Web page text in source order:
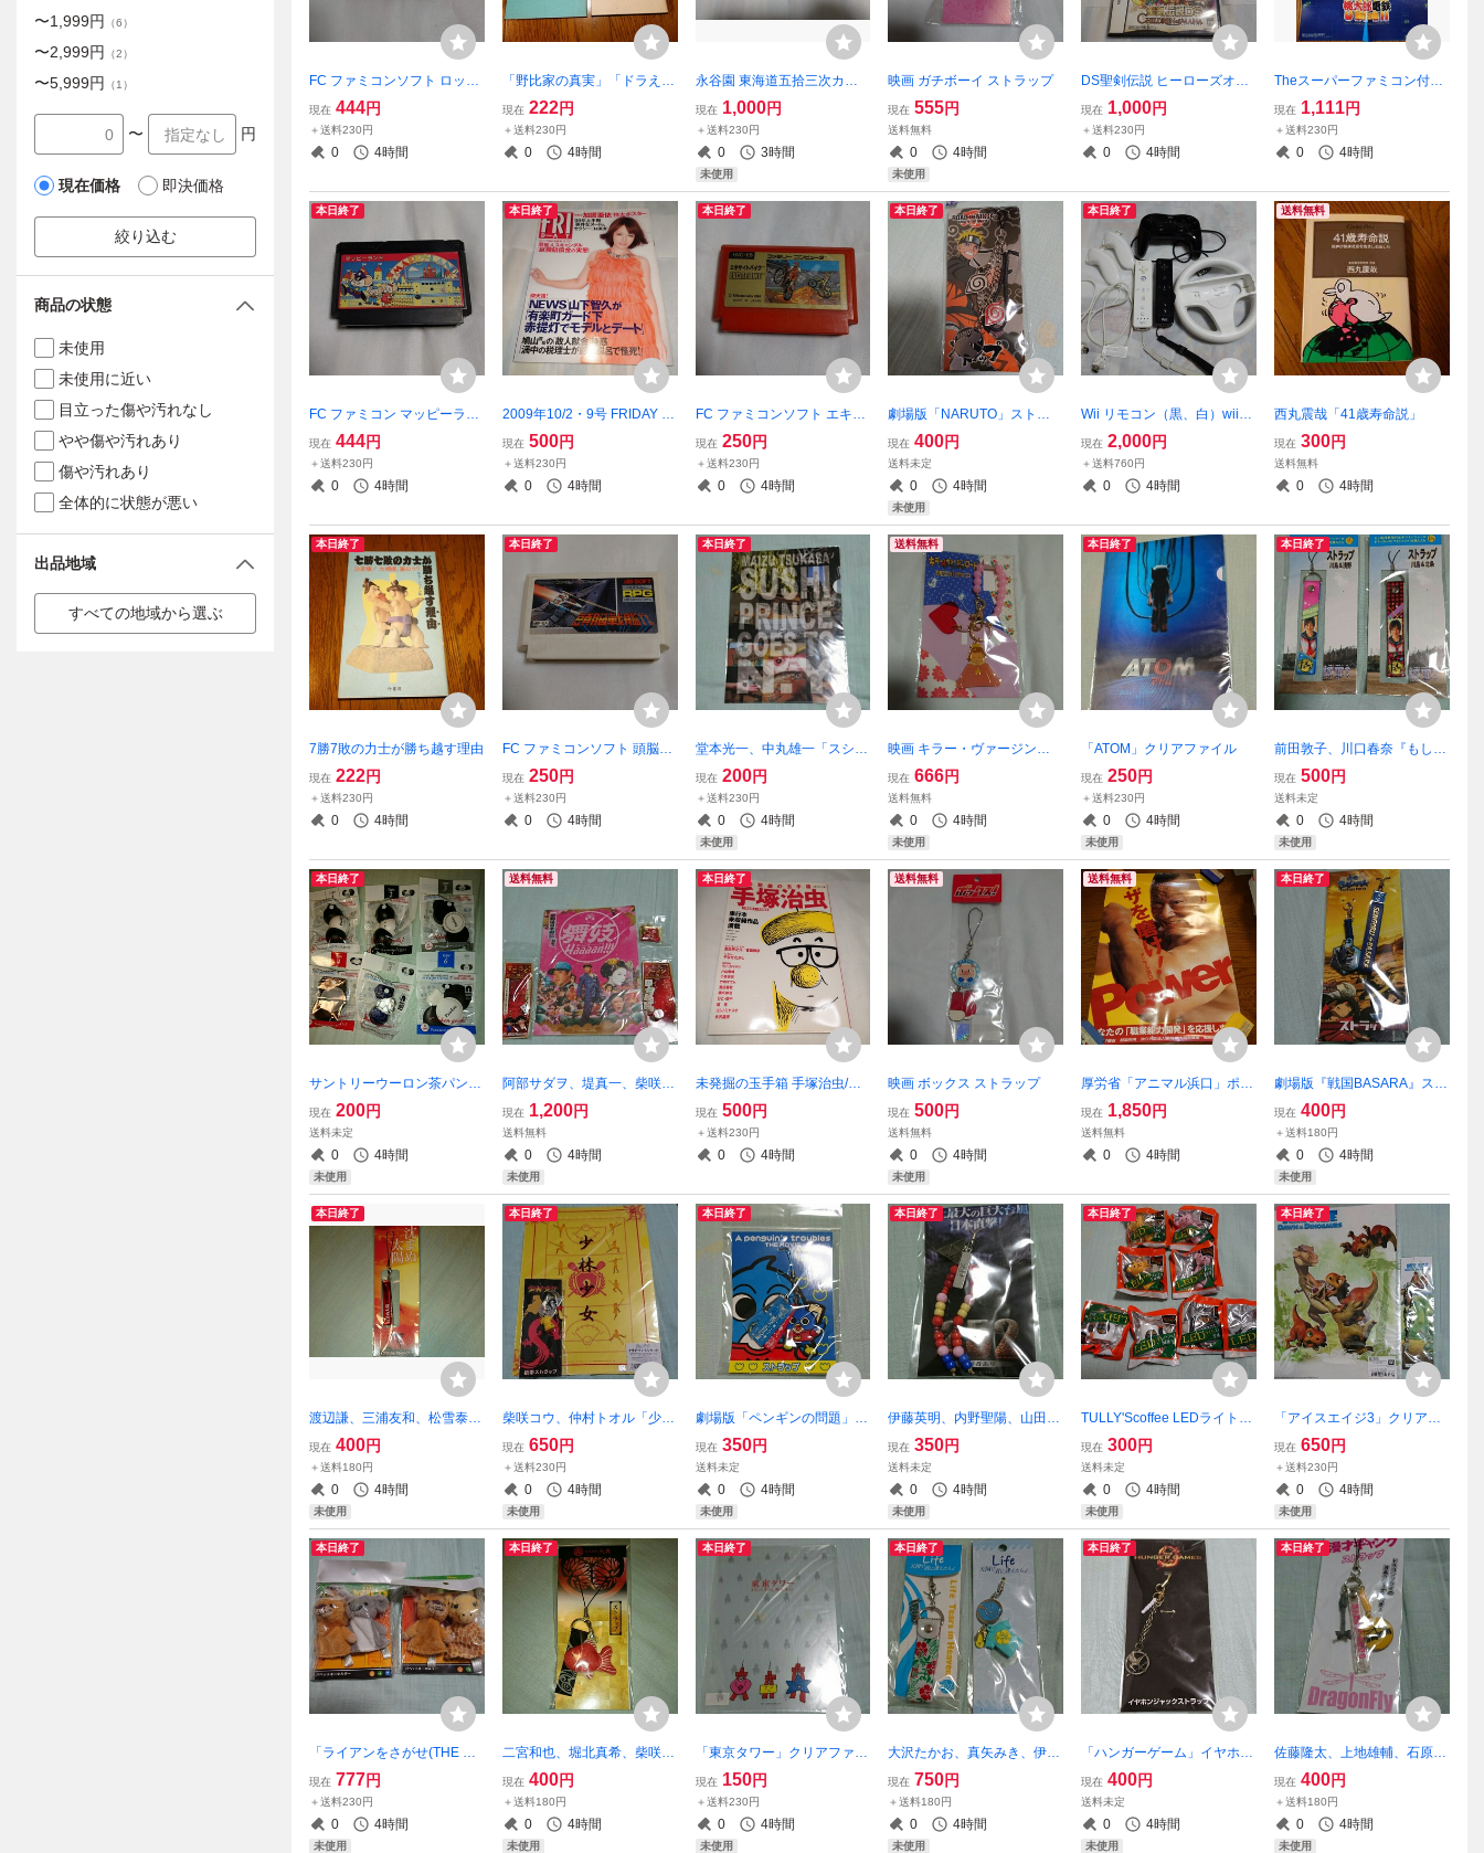
FC ファミコンソフト ロット
ロット
現在 444円
＋送料230円
0 4時間
「野比家の真実」「ドラえも
んの秘密」2冊セット
現在 222円
＋送料230円
0 4時間
永谷園 東海道五拾三次カー
ド フルセット 歌川広重 当選
品 未開封
現在 1,000円
＋送料230円
0 3時間
未使用
映画 ガチボーイ ストラップ
現在 555円
送料無料
0 4時間
未使用
DS聖剣伝説 ヒーローズオブ
マナ チルドレンオブマナ 2本
セット
現在 1,000円
＋送料230円
0 4時間
Theスーパーファミコン付録
ポスター「スーパー桃太郎電
鉄DX」
現在 1,111円
＋送料230円
0 4時間
本日終了
FC ファミコン マッピーラン
現在 444円
＋送料230円
0 4時間
本日終了
2009年10/2・9号 FRIDAY フ
ライデー「加護亜依」特大ポ
スター付き
現在 500円
＋送料230円
0 4時間
本日終了
FC ファミコンソフト エキサ
イトバイク
現在 250円
＋送料230円
0 4時間
本日終了
劇場版「NARUTO」ストラ
現在 400円
送料未定
0 4時間
未使用
本日終了
Wii リモコン（黒、白）wiiヌ
ンチャク wiiクラシックコン
トローラー wiiハンドル
現在 2,000円
＋送料760円
0 4時間
送料無料
西丸震哉「41歳寿命説」
現在 300円
送料無料
0 4時間
本日終了
7勝7敗の力士が勝ち越す理由
現在 222円
＋送料230円
0 4時間
本日終了
FC ファミコンソフト 頭脳戦
艦ガル
現在 250円
＋送料230円
0 4時間
本日終了
堂本光一、中丸雄一「スシ王
子」クリアファイル
現在 200円
＋送料230円
0 4時間
未使用
送料無料
映画 キラー・ヴァージンロ
ード天使ストラップ
現在 666円
送料無料
0 4時間
未使用
本日終了
「ATOM」クリアファイル
現在 250円
＋送料230円
0 4時間
未使用
本日終了
前田敦子、川口春奈『もしド
ラ』ストラップ2個セット
現在 500円
送料未定
0 4時間
未使用
本日終了
サントリーウーロン茶パンダ
オキッチングッズ全６種類
現在 200円
送料未定
0 4時間
未使用
送料無料
阿部サダヲ、堤真一、柴咲コ
ウ「舞妓Haaaan!!!」ストラ
ップ、クリアファイル、キー
ホルダー
現在 1,200円
送料無料
0 4時間
未使用
本日終了
未発掘の玉手箱 手塚治虫/芸
術芸能エンタメアート
現在 500円
＋送料230円
0 4時間
送料無料
映画 ボックス ストラップ
現在 500円
送料無料
0 4時間
未使用
送料無料
厚労省「アニマル浜口」ポス
ター B2サイズ
現在 1,850円
送料無料
0 4時間
本日終了
劇場版『戦国BASARA』スト
ラップ
現在 400円
＋送料180円
0 4時間
未使用
本日終了
渡辺謙、三浦友和、松雪泰子
『沈まぬ太陽』携帯ストラッ
現在 400円
＋送料180円
0 4時間
未使用
本日終了
柴咲コウ、仲村トオル「少林
少女」携帯ストラップ、クリ
アファイル
現在 650円
＋送料230円
0 4時間
未使用
本日終了
劇場版「ペンギンの問題」ス
トラップ
現在 350円
送料未定
0 4時間
未使用
本日終了
伊藤英明、内野聖陽、山田孝
之「252 生存者あり」携帯ス
トラップ
現在 350円
送料未定
0 4時間
未使用
本日終了
TULLY'Scoffee LEDライトス
トラップ全4種類×2 計8つ
現在 300円
送料未定
0 4時間
未使用
本日終了
「アイスエイジ3」クリアフ
ァイル、ストラップ
現在 650円
＋送料230円
0 4時間
未使用
本日終了
「ライアンをさがせ(THE WI
LD)」パペットキーホルダー
現在 777円
＋送料230円
0 4時間
未使用
本日終了
二宮和也、堀北真希、柴咲コ
ウ『男女逆転大奥』ストラッ
プ
現在 400円
＋送料180円
0 4時間
未使用
本日終了
「東京タワー」クリアファイ
現在 150円
＋送料230円
0 4時間
未使用
本日終了
大沢たかお、真矢みき、伊東
美咲『Life 天国で君に逢えた
ら』ストラップ2個、クリア
ファイルセット
現在 750円
＋送料180円
0 4時間
未使用
本日終了
「ハンガーゲーム」イヤホン
ジャックストラップ
現在 400円
送料未定
0 4時間
未使用
本日終了
佐藤隆太、上地雄輔、石原さ
とみ「漫才ギャング」ストラ
ップ
現在 400円
＋送料180円
0 4時間
未使用
〜1,999円 （6）
〜2,999円 （2）
〜5,999円 （1 ）
〜 円
現在価格 即決価格
絞り込む
商品の状態
未使用
未使用に近い
目立った傷や汚れなし
やや傷や汚れあり
傷や汚れあり
全体的に状態が悪い
出品地域
すべての地域から選ぶ